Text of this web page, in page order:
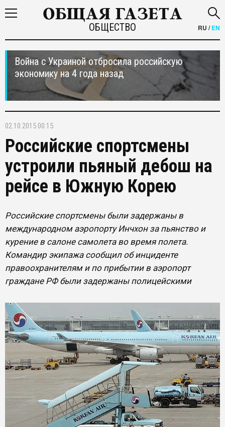
ОБЩЕСТВО RU /EN
Война с Украиной отбросила российскую
экономику на 4 года назад
02.10.2015 00:15
Российские спортсмены
устроили пьяный дебош на
рейсе в Южную Корею
Российские спортсмены были задержаны в
международном аэропорту Инчхон за пьянство и
курение в салоне самолета во время полета.
Командир экипажа сообщил об инциденте
правоохранителям и по прибытии в аэропорт
граждане РФ были задержаны полицейскими